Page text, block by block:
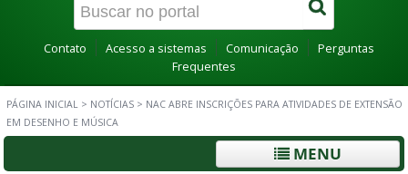
Contato Acesso a sistemas Comunicação
Perguntas
Frequentes
PÁGINA INICIAL > NOTÍCIAS > NAC ABRE INSCRIÇÕES PARA ATIVIDADES DE EXTENSÃO
EM DESENHO E MÚSICA
MENU